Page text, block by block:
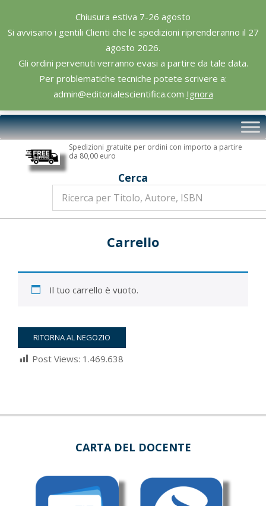
Chiusura estiva 7-26 agosto
Si avvisano i gentili Clienti che le spedizioni riprenderanno il 27
agosto 2026.
Gli ordini pervenuti verranno evasi a partire da tale data.
Per problematiche tecniche potete scrivere a:
admin@editorialescientifica.com Ignora
content
Editoriale
Scientifica
Primary
Navigation
Spedizioni gratuite per ordini con importo a partire
da 80,00 euro
Cerca
Carrello
Il tuo carrello è vuoto.
RITORNA AL NEGOZIO
Post Views: 1.469.638
03-
CARTA DEL DOCENTE